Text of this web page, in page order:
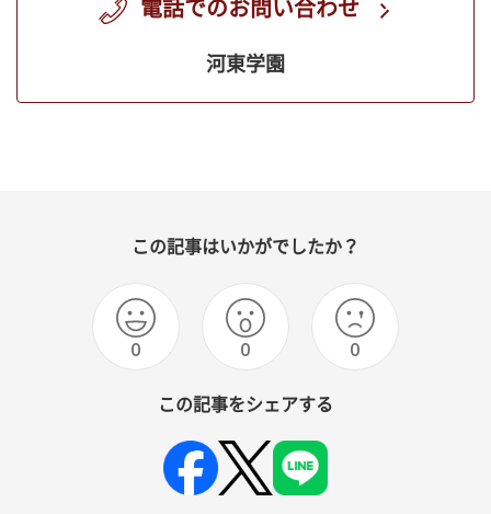
電話でのお問い合わせ
河東学園
この記事はいかがでしたか？
0 0 0
この記事をシェアする